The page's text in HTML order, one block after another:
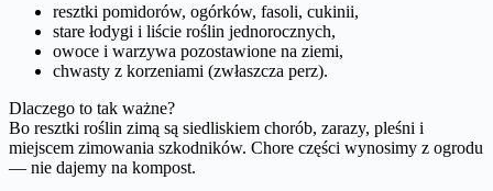
resztki pomidorów, ogórków, fasoli, cukinii,
stare łodygi i liście roślin jednorocznych,
owoce i warzywa pozostawione na ziemi,
chwasty z korzeniami (zwłaszcza perz).
Dlaczego to tak ważne?
Bo resztki roślin zimą są siedliskiem chorób, zarazy, pleśni i
miejscem zimowania szkodników. Chore części wynosimy z ogrodu
— nie dajemy na kompost.